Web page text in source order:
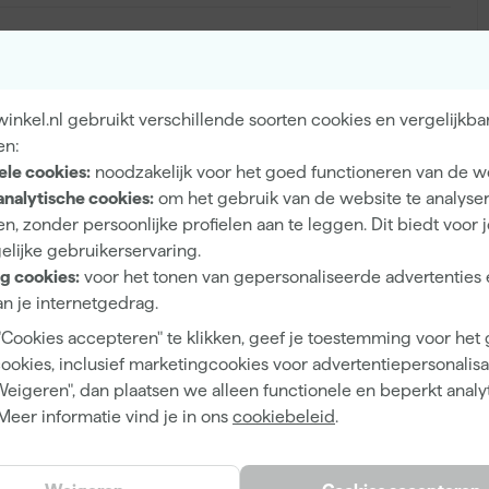
gebruikt verschillende soorten cookies en
cookies: noodzakelijk voor het goed functioneren van de
cookies: om het gebruik van de website te
zonder persoonlijke profielen aan te leggen. Dit biedt voor
gebruikerservaring.
cookies: voor het tonen van gepersonaliseerde advertenties
je internetgedrag.
accepteren" te klikken, geef je toestemming voor het
inclusief marketingcookies voor
dan plaatsen we alleen functionele en beperkt
informatie vind je in ons cookiebeleid.
4 h
12 m²/l
2 h